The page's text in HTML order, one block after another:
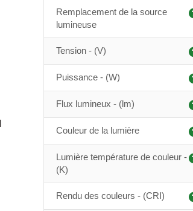
Remplacement de la source
lumineuse
Tension - (V)
Puissance - (W)
Flux lumineux - (lm)
Couleur de la lumière
Lumière température de couleur -
(K)
Rendu des couleurs - (CRI)